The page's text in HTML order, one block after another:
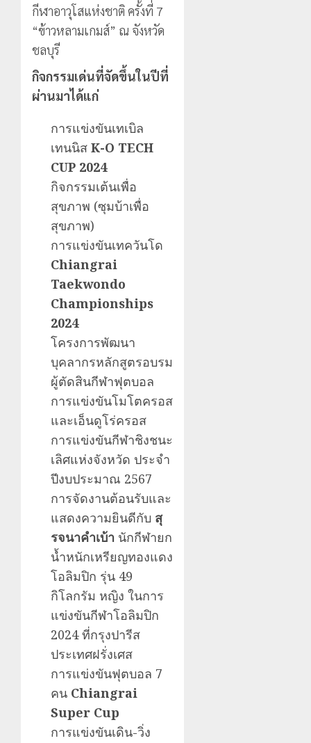
กีฬาอาวุโสแห่งชาติ ครั้งที่ 7
“ข้าวหลามเกมส์” ณ จังหวัด
ชลบุรี
กิจกรรมเด่นที่จัดขึ้นในปีที่
ผ่านมาได้แก่
การแข่งขันเทเบิล
เทนนิส K-O TECH
CUP 2024
กิจกรรมเต้นเพื่อ
สุขภาพ (ซุมบ้าเพื่อ
สุขภาพ)
การแข่งขันเทควันโด
Chiangrai
Taekwondo
Championships
2024
โครงการพัฒนา
บุคลากรหลักสูตรอบรม
ผู้ตัดสินกีฬาฟุตบอล
การแข่งขันโมโตครอส
และเอ็นดูโร่ครอส
การแข่งขันกีฬาชิงชนะ
เลิศแห่งจังหวัด ประจำ
ปีงบประมาณ 2567
การจัดงานต้อนรับและ
แสดงความยินดีกับ สุ
รจนาคำเบ้า นักกีฬายก
น้ำหนักเหรียญทองแดง
โอลิมปิก รุ่น 49
กิโลกรัม หญิง ในการ
แข่งขันกีฬาโอลิมปิก
2024 ที่กรุงปารีส
ประเทศฝรั่งเศส
การแข่งขันฟุตบอล 7
คน Chiangrai
Super Cup
การแข่งขันเดิน-วิ่ง